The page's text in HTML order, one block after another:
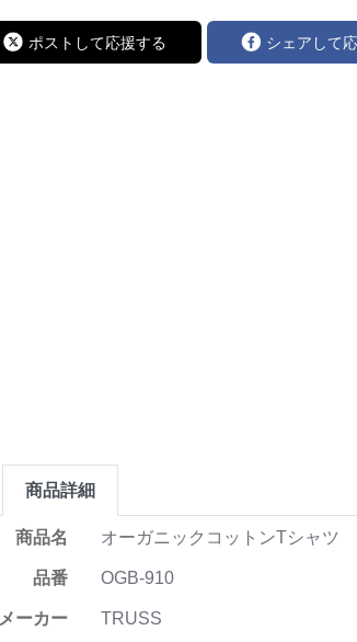
ポストして応援する シェアして
商品詳細
商品名 オーガニックコットンTシャツ
品番 OGB-910
メーカー TRUSS